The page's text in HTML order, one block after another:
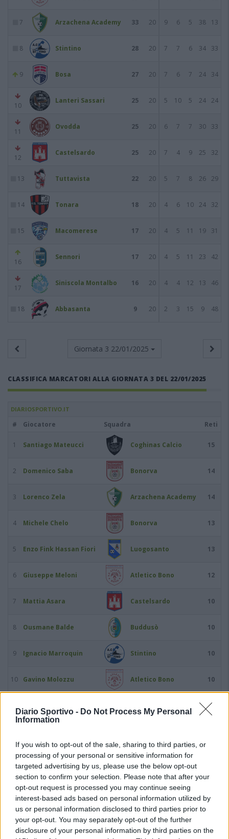
Diario Sportivo - Do Not Process My Personal
Information
If you wish to opt-out of the sale, sharing to third parties, or
processing of your personal or sensitive information for
targeted advertising by us, please use the below opt-out
section to confirm your selection. Please note that after your
opt-out request is processed you may continue seeing
interest-based ads based on personal information utilized by
us or personal information disclosed to third parties prior to
your opt-out. You may separately opt-out of the further
disclosure of your personal information by third parties on the
7 Arzachena Academy 33 20 9 6 5 38 13
8 Stintino 28 20 7 7 6 34 33
9 Bosa 27 20 7 6 7 24 34
10
Lanteri Sassari 25 20 5 10 5 24 24
11
Ovodda 25 20 6 7 7 30 33
12
Castelsardo 25 20 7 4 9 25 32
13 Tuttavista 22 20 5 7 8 26 29
14 Tonara 18 20 4 6 10 24 32
15 Macomerese 17 20 4 5 11 19 31
16
Sennori 17 20 4 5 11 23 42
17
Siniscola Montalbo 16 20 4 4 12 13 46
18 Abbasanta 9 20 2 3 15 9 48
Giornata 3 22/01/2025
CLASSIFICA MARCATORI ALLA GIORNATA 3 DEL 22/01/2025
DIARIOSPORTIVO.IT
# Giocatore Squadra Reti
1 Santiago Mateucci Coghinas Calcio 15
2 Domenico Saba Bonorva 14
3 Lorenco Zela Arzachena Academy 14
4 Michele Chelo Bonorva 13
5 Enzo Fink Hassan Fiori Luogosanto 13
6 Giuseppe Meloni Atletico Bono 12
7 Mattia Asara Castelsardo 10
8 Ousmane Balde Buddusò 10
9 Ignacio Marroquin Stintino 10
10 Gavino Molozzu Atletico Bono 10
10
13 Edoardo Sedda Ovodda
Enzo Caroccia Lanteri Sassari
15 Nicolo Deiana Ovodda
16 Fabio Occhioni Luogosanto 8